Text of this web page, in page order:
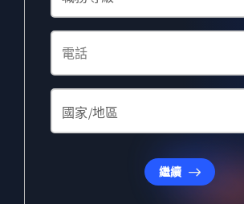
繼續